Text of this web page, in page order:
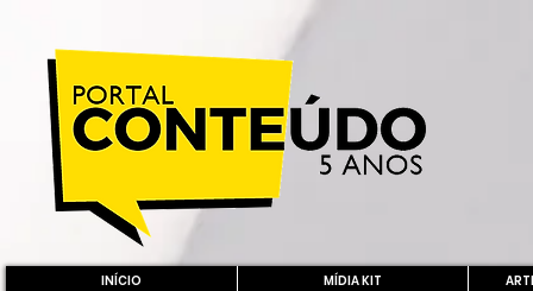
INÍCIO MÍDIA KIT